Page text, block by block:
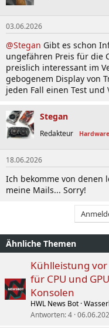
03.06.2026
@Stegan Gibt es schon
ungefähren Preis für die
preislich interessant im
gebogenem Display von
jeden Fall einen Test und
Stegan
Redakteur
18.06.2026
Ich bekomme von denen
meine Mails... Sorry!
Ähnliche Themen
Kühlleistung vor
für CPU und
Konsolen
HWL News Bot
Antworten 4